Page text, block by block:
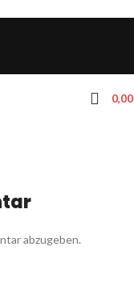
abzugeben.